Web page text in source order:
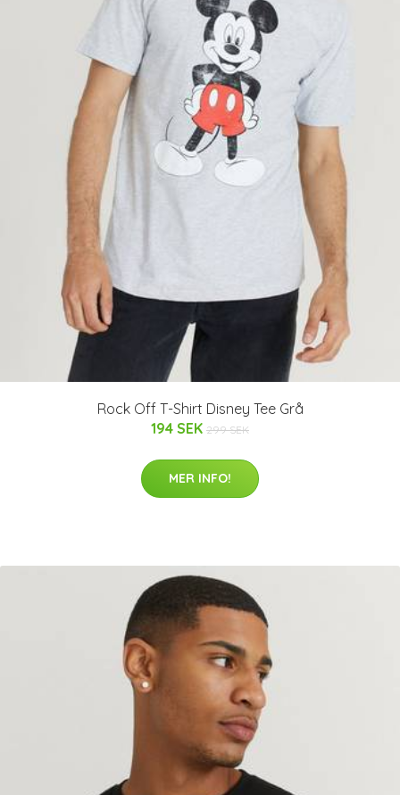
Rock Off T-Shirt Disney Tee Grå
194 SEK 299 SEK
MER INFO!